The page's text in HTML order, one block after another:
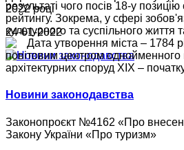
2022 році
24-01-2022
Новини законодавства
Законопроєкт №4162 «Про
Закону України «Про туризм»
результаті чого посів 18-у
рейтингу. Зокрема, у сфері
культурного та суспільного життя
Дата утворення міста – 1784
повітовим центром однойменного
архітектурних споруд ХІХ –